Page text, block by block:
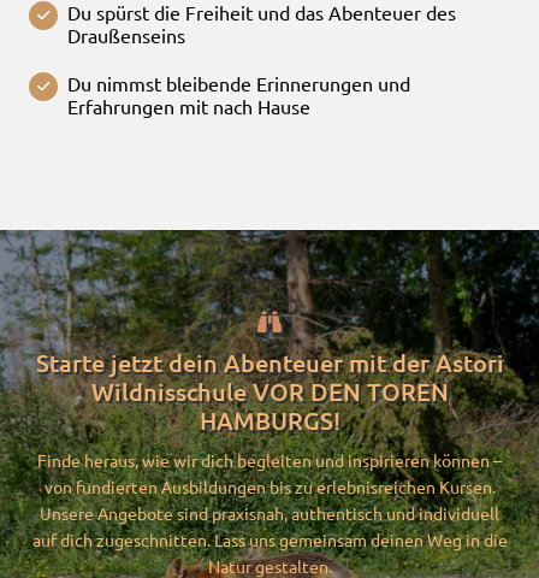
Du spürst die Freiheit und das Abenteuer des
Draußenseins
Du nimmst bleibende Erinnerungen und
Erfahrungen mit nach Hause

Starte jetzt dein Abenteuer mit der Astori
Wildnisschule VOR DEN TOREN
HAMBURGS!
Finde heraus, wie wir dich begleiten und inspirieren können –
von fundierten Ausbildungen bis zu erlebnisreichen Kursen.
Unsere Angebote sind praxisnah, authentisch und individuell
auf dich zugeschnitten. Lass uns gemeinsam deinen Weg in die
Natur gestalten.